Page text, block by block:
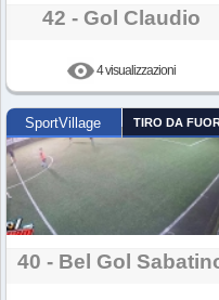
42 - Gol Claudio
4 visualizzazioni
SportVillage TIRO DA
40 - Bel Gol